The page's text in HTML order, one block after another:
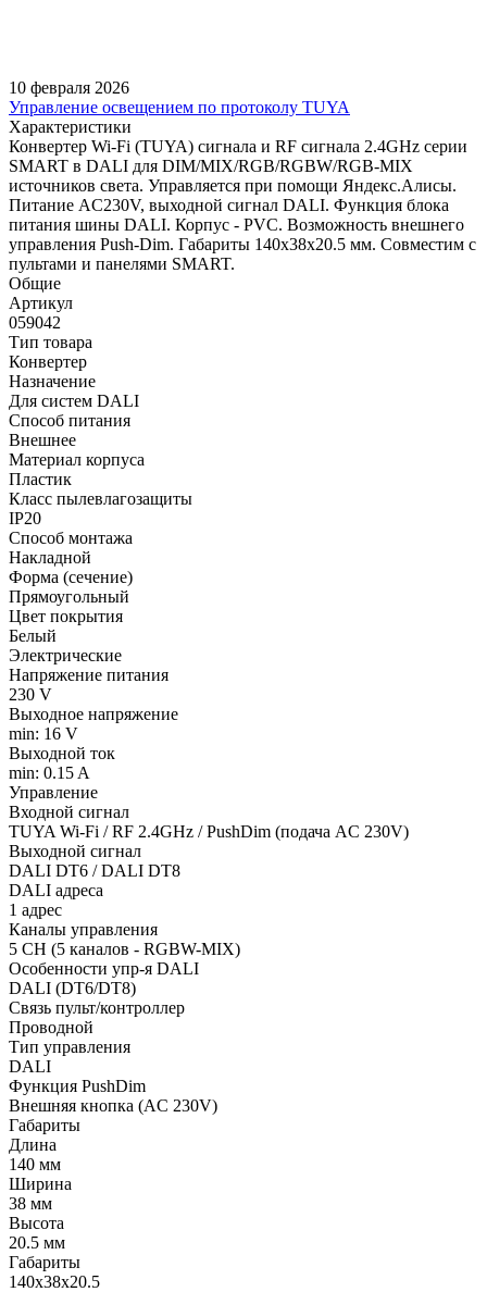
10 февраля 2026
Управление освещением по протоколу TUYA
Характеристики
Конвертер Wi-Fi (TUYA) сигнала и RF сигнала 2.4GHz серии
SMART в DALI для DIM/MIX/RGB/RGBW/RGB-MIX
источников света. Управляется при помощи Яндекс.Алисы.
Питание AC230V, выходной сигнал DALI. Функция блока
питания шины DALI. Корпус - PVC. Возможность внешнего
управления Push-Dim. Габариты 140х38х20.5 мм. Совместим с
пультами и панелями SMART.
Общие
Артикул
059042
Тип товара
Конвертер
Назначение
Для систем DALI
Способ питания
Внешнее
Материал корпуса
Пластик
Класс пылевлагозащиты
IP20
Способ монтажа
Накладной
Форма (сечение)
Прямоугольный
Цвет покрытия
Белый
Электрические
Напряжение питания
230 V
Выходное напряжение
min: 16 V
Выходной ток
min: 0.15 A
Управление
Входной сигнал
TUYA Wi-Fi / RF 2.4GHz / PushDim (подача AC 230V)
Выходной сигнал
DALI DT6 / DALI DT8
DALI адреса
1 адрес
Каналы управления
5 CH (5 каналов - RGBW-MIX)
Особенности упр-я DALI
DALI (DT6/DT8)
Связь пульт/контроллер
Проводной
Тип управления
DALI
Функция PushDim
Внешняя кнопка (AC 230V)
Габариты
Длина
140 мм
Ширина
38 мм
Высота
20.5 мм
Габариты
140х38х20.5